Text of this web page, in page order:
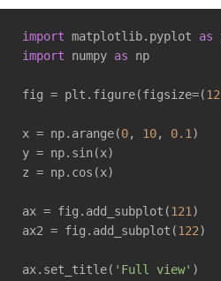
import matplotlib.pyplot as
import numpy as np
fig = plt.figure(figsize=(12
x = np.arange(0, 10, 0.1)
y = np.sin(x)
z = np.cos(x)
ax = fig.add_subplot(121)
ax2 = fig.add_subplot(122)
ax.set_title( 'Full view' )